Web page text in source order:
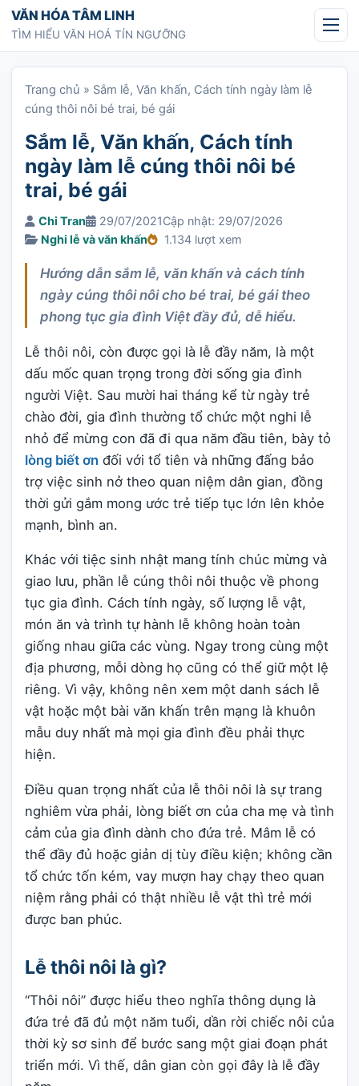
Chuyển tới nội dung
VĂN HÓA TÂM LINH
TÌM HIỂU VĂN HOÁ TÍN NGƯỠNG
Trang chủ » Sắm lễ, Văn khấn, Cách tính ngày làm lễ
cúng thôi nôi bé trai, bé gái
Sắm lễ, Văn khấn, Cách tính
ngày làm lễ cúng thôi nôi bé
trai, bé gái
Chi Tran 29/07/2021Cập nhật: 29/07/2026
Nghi lễ và văn khấn
1.134 lượt xem
Hướng dẫn sắm lễ, văn khấn và cách tính
ngày cúng thôi nôi cho bé trai, bé gái theo
phong tục gia đình Việt đầy đủ, dễ hiểu.
Lễ thôi nôi, còn được gọi là lễ đầy năm, là một
dấu mốc quan trọng trong đời sống gia đình
người Việt. Sau mười hai tháng kể từ ngày trẻ
chào đời, gia đình thường tổ chức một nghi lễ
nhỏ để mừng con đã đi qua năm đầu tiên, bày tỏ
lòng biết ơn đối với tổ tiên và những đấng bảo
trợ việc sinh nở theo quan niệm dân gian, đồng
thời gửi gắm mong ước trẻ tiếp tục lớn lên khỏe
mạnh, bình an.
Khác với tiệc sinh nhật mang tính chúc mừng và
giao lưu, phần lễ cúng thôi nôi thuộc về phong
tục gia đình. Cách tính ngày, số lượng lễ vật,
món ăn và trình tự hành lễ không hoàn toàn
giống nhau giữa các vùng. Ngay trong cùng một
địa phương, mỗi dòng họ cũng có thể giữ một lệ
riêng. Vì vậy, không nên xem một danh sách lễ
vật hoặc một bài văn khấn trên mạng là khuôn
mẫu duy nhất mà mọi gia đình đều phải thực
hiện.
Điều quan trọng nhất của lễ thôi nôi là sự trang
nghiêm vừa phải, lòng biết ơn của cha mẹ và tình
cảm của gia đình dành cho đứa trẻ. Mâm lễ có
thể đầy đủ hoặc giản dị tùy điều kiện; không cần
tổ chức tốn kém, vay mượn hay chạy theo quan
niệm rằng phải có thật nhiều lễ vật thì trẻ mới
được ban phúc.
Lễ thôi nôi là gì?
“Thôi nôi” được hiểu theo nghĩa thông dụng là
đứa trẻ đã đủ một năm tuổi, dần rời chiếc nôi của
thời kỳ sơ sinh để bước sang một giai đoạn phát
triển mới. Vì thế, dân gian còn gọi đây là lễ đầy